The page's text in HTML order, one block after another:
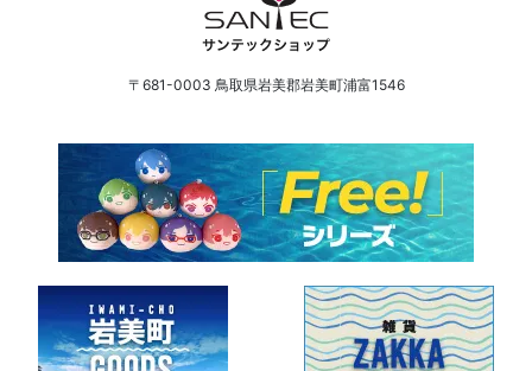
〒681-0003 鳥取県岩美郡岩美町浦富1546